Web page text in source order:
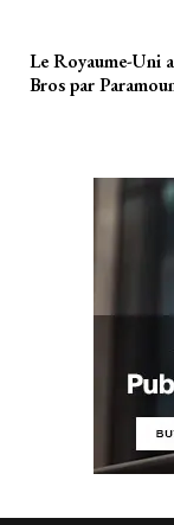
Le Royaume-Uni
Bros par